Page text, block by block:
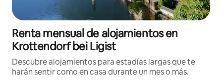
Renta mensual de alojamientos en
Krottendorf bei Ligist
Descubre alojamientos para estadías largas que te
harán sentir como en casa durante un mes o más.